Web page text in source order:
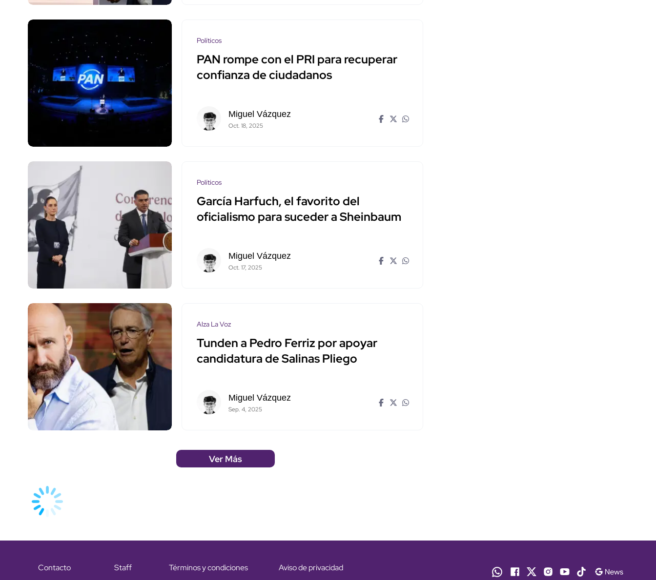
Políticos
PAN rompe con el PRI para recuperar
confianza de ciudadanos
Miguel Vázquez
Oct. 18, 2025
Políticos
García Harfuch, el favorito del
oficialismo para suceder a Sheinbaum
Miguel Vázquez
Oct. 17, 2025
Alza La Voz
Tunden a Pedro Ferriz por apoyar
candidatura de Salinas Pliego
Miguel Vázquez
Sep. 4, 2025
Ver Más
Contacto Staff Términos y condiciones Aviso de privacidad